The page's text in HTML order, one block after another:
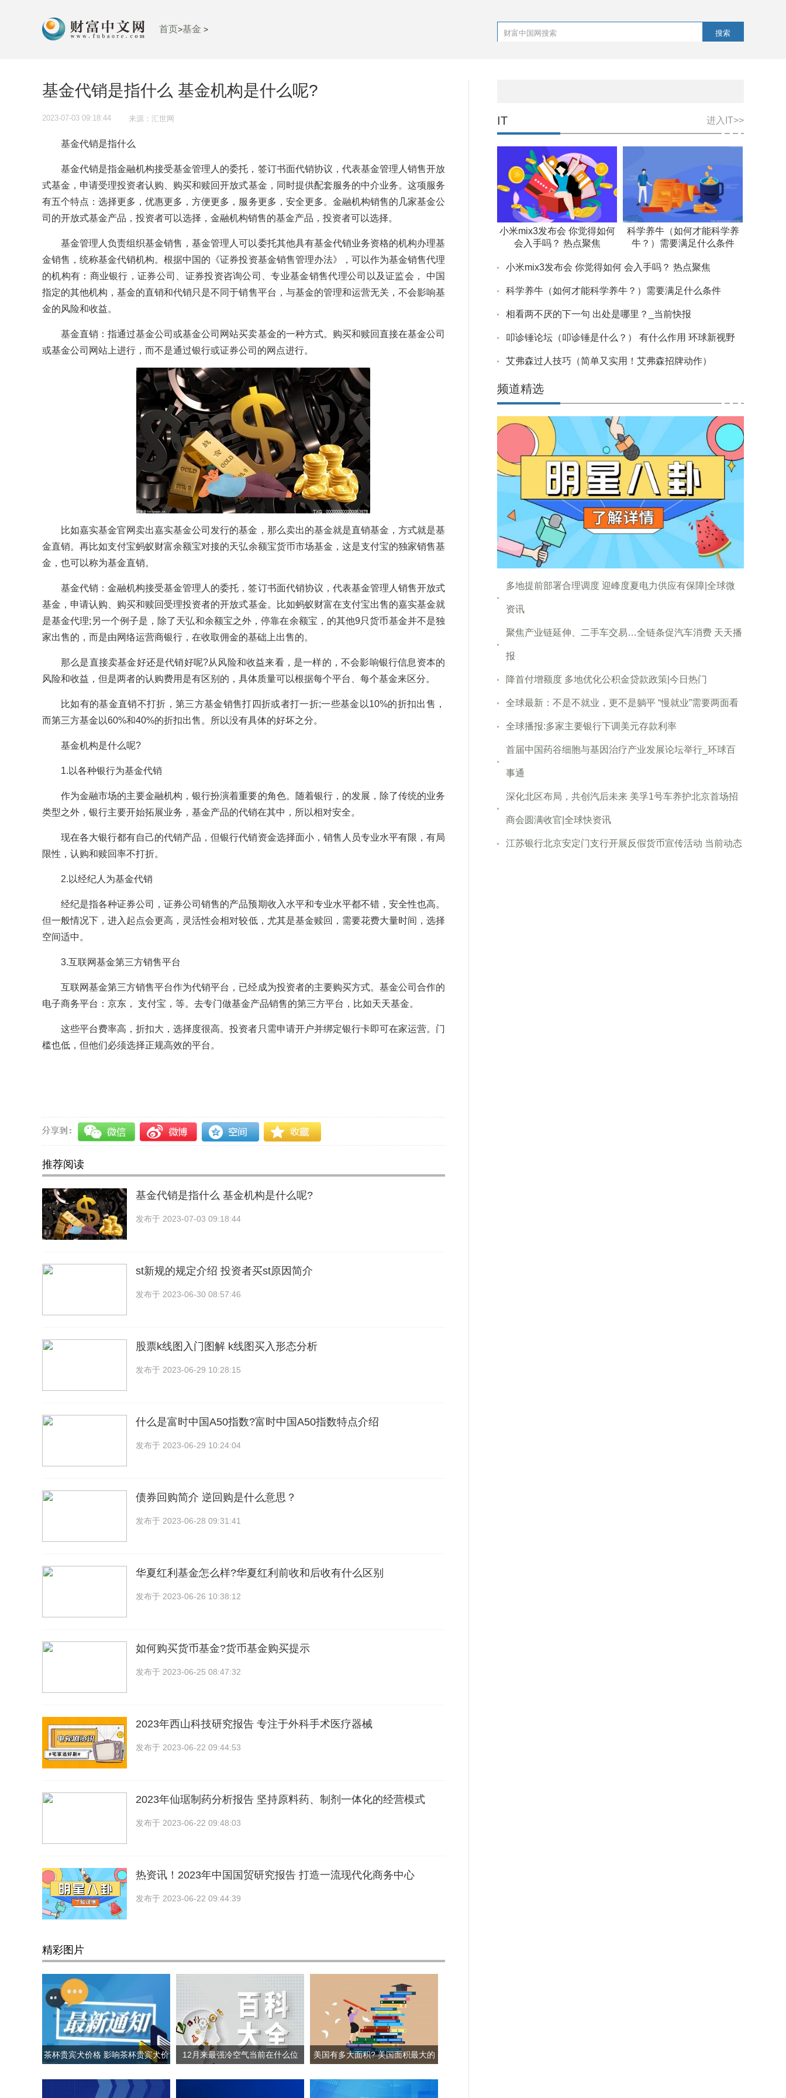
首页>基金 > 搜索
基金代销是指什么 基金机构是什么呢?
2023-07-03 09:18:44 来源：汇世网
基金代销是指什么
基金代销是指金融机构接受基金管理人的委托，签订书面代销协议，代表基金管理人销售开放
式基金，申请受理投资者认购、购买和赎回开放式基金，同时提供配套服务的中介业务。这项服务
有五个特点：选择更多，优惠更多，方便更多，服务更多，安全更多。金融机构销售的几家基金公
司的开放式基金产品，投资者可以选择，金融机构销售的基金产品，投资者可以选择。
基金管理人负责组织基金销售，基金管理人可以委托其他具有基金代销业务资格的机构办理基
金销售，统称基金代销机构。根据中国的《证券投资基金销售管理办法》，可以作为基金销售代理
的机构有：商业银行，证券公司、证券投资咨询公司、专业基金销售代理公司以及证监会， 中国
指定的其他机构，基金的直销和代销只是不同于销售平台，与基金的管理和运营无关，不会影响基
金的风险和收益。
基金直销：指通过基金公司或基金公司网站买卖基金的一种方式。购买和赎回直接在基金公司
或基金公司网站上进行，而不是通过银行或证券公司的网点进行。
比如嘉实基金官网卖出嘉实基金公司发行的基金，那么卖出的基金就是直销基金，方式就是基
金直销。再比如支付宝蚂蚁财富余额宝对接的天弘余额宝货币市场基金，这是支付宝的独家销售基
金，也可以称为基金直销。
基金代销：金融机构接受基金管理人的委托，签订书面代销协议，代表基金管理人销售开放式
基金，申请认购、购买和赎回受理投资者的开放式基金。比如蚂蚁财富在支付宝出售的嘉实基金就
是基金代理;另一个例子是，除了天弘和余额宝之外，停靠在余额宝，的其他9只货币基金并不是独
家出售的，而是由网络运营商银行，在收取佣金的基础上出售的。
那么是直接卖基金好还是代销好呢?从风险和收益来看，是一样的，不会影响银行信息资本的
风险和收益，但是两者的认购费用是有区别的，具体质量可以根据每个平台、每个基金来区分。
比如有的基金直销不打折，第三方基金销售打四折或者打一折;一些基金以10%的折扣出售，
而第三方基金以60%和40%的折扣出售。所以没有具体的好坏之分。
基金机构是什么呢?
1.以各种银行为基金代销
作为金融市场的主要金融机构，银行扮演着重要的角色。随着银行，的发展，除了传统的业务
类型之外，银行主要开始拓展业务，基金产品的代销在其中，所以相对安全。
现在各大银行都有自己的代销产品，但银行代销资金选择面小，销售人员专业水平有限，有局
限性，认购和赎回率不打折。
2.以经纪人为基金代销
经纪是指各种证券公司，证券公司销售的产品预期收入水平和专业水平都不错，安全性也高。
但一般情况下，进入起点会更高，灵活性会相对较低，尤其是基金赎回，需要花费大量时间，选择
空间适中。
3.互联网基金第三方销售平台
互联网基金第三方销售平台作为代销平台，已经成为投资者的主要购买方式。基金公司合作的
电子商务平台：京东， 支付宝，等。去专门做基金产品销售的第三方平台，比如天天基金。
这些平台费率高，折扣大，选择度很高。投资者只需申请开户并绑定银行卡即可在家运营。门
槛也低，但他们必须选择正规高效的平台。
推荐阅读
基金代销是指什么 基金机构是什么呢?
发布于 2023-07-03 09:18:44
st新规的规定介绍 投资者买st原因简介
发布于 2023-06-30 08:57:46
股票k线图入门图解 k线图买入形态分析
发布于 2023-06-29 10:28:15
什么是富时中国A50指数?富时中国A50指数特点介绍
发布于 2023-06-29 10:24:04
债券回购简介 ​逆回购是什么意思？
发布于 2023-06-28 09:31:41
华夏红利基金怎么样?华夏红利前收和后收有什么区别
发布于 2023-06-26 10:38:12
如何购买货币基金?货币基金购买提示
发布于 2023-06-25 08:47:32
2023年西山科技研究报告 专注于外科手术医疗器械
发布于 2023-06-22 09:44:53
2023年仙琚制药分析报告 坚持原料药、制剂一体化的经营模式
发布于 2023-06-22 09:48:03
热资讯！2023年中国国贸研究报告 打造一流现代化商务中心
发布于 2023-06-22 09:44:39
精彩图片
茶杯贵宾犬价格 影响茶杯贵宾犬价
12月来最强冷空气当前在什么位
美国有多大面积? 美国面积最大的
IT 进入IT>>
小米mix3发布会 你觉得如何
会入手吗？ 热点聚焦
科学养牛（如何才能科学养
牛？）需要满足什么条件
小米mix3发布会 你觉得如何 会入手吗？ 热点聚焦
科学养牛（如何才能科学养牛？）需要满足什么条件
相看两不厌的下一句 出处是哪里？_当前快报
叩诊锤论坛（叩诊锤是什么？） 有什么作用 环球新视野
艾弗森过人技巧（简单又实用！艾弗森招牌动作）
频道精选
多地提前部署合理调度 迎峰度夏电力供应有保障|全球微
资讯
聚焦产业链延伸、二手车交易…全链条促汽车消费 天天播
报
降首付增额度 多地优化公积金贷款政策|今日热门
全球最新：不是不就业，更不是躺平 “慢就业”需要两面看
全球播报:多家主要银行下调美元存款利率
首届中国药谷细胞与基因治疗产业发展论坛举行_环球百
事通
深化北区布局，共创汽后未来 美孚1号车养护北京首场招
商会圆满收官|全球快资讯
江苏银行北京安定门支行开展反假货币宣传活动 当前动态